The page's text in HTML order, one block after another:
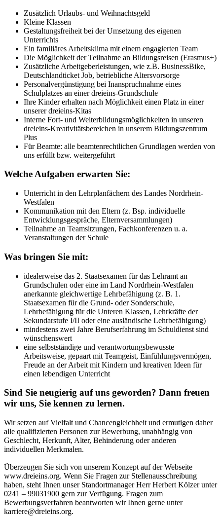
Zusätzlich Urlaubs- und Weihnachtsgeld
Kleine Klassen
Gestaltungsfreiheit bei der Umsetzung des eigenen
Unterrichts
Ein familiäres Arbeitsklima mit einem engagierten Team
Die Möglichkeit der Teilnahme an Bildungsreisen (Erasmus+)
Zusätzliche Arbeitgeberleistungen, wie z.B. BusinessBike,
Deutschlandticket Job, betriebliche Altersvorsorge
Personalvergünstigung bei Inanspruchnahme eines
Schulplatzes an einer dreieins-Grundschule
Ihre Kinder erhalten nach Möglichkeit einen Platz in einer
unserer dreieins-Kitas
Interne Fort- und Weiterbildungsmöglichkeiten in unseren
dreieins-Kreativitätsbereichen in unserem Bildungszentrum
Plus
Für Beamte: alle beamtenrechtlichen Grundlagen werden von
uns erfüllt bzw. weitergeführt
Welche Aufgaben erwarten Sie:
Unterricht in den Lehrplanfächern des Landes Nordrhein-
Westfalen
Kommunikation mit den Eltern (z. Bsp. individuelle
Entwicklungsgespräche, Elternversammlungen)
Teilnahme an Teamsitzungen, Fachkonferenzen u. a.
Veranstaltungen der Schule
Was bringen Sie mit:
idealerweise das 2. Staatsexamen für das Lehramt an
Grundschulen oder eine im Land Nordrhein-Westfalen
anerkannte gleichwertige Lehrbefähigung (z. B. 1.
Staatsexamen für die Grund- oder Sonderschule,
Lehrbefähigung für die Unteren Klassen, Lehrkräfte der
Sekundarstufe I/II oder eine ausländische Lehrbefähigung)
mindestens zwei Jahre Berufserfahrung im Schuldienst sind
wünschenswert
eine selbstständige und verantwortungsbewusste
Arbeitsweise, gepaart mit Teamgeist, Einfühlungsvermögen,
Freude an der Arbeit mit Kindern und kreativen Ideen für
einen lebendigen Unterricht
Sind Sie neugierig auf uns geworden? Dann freuen
wir uns, Sie kennen zu lernen.
Wir setzen auf Vielfalt und Chancengleichheit und ermutigen daher
alle qualifizierten Personen zur Bewerbung, unabhängig von
Geschlecht, Herkunft, Alter, Behinderung oder anderen
individuellen Merkmalen.
Überzeugen Sie sich von unserem Konzept auf der Webseite
www.dreieins.org. Wenn Sie Fragen zur Stellenausschreibung
haben, steht Ihnen unser Standortmanager Herr Herbert Kölzer unter
0241 – 99031900 gern zur Verfügung. Fragen zum
Bewerbungsverfahren beantworten wir Ihnen gerne unter
karriere@dreieins.org.